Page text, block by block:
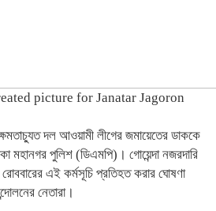
picture for Janatar Jagoron
দল আওয়ামী লীগের জমায়েতের ডাককে
মহানগর পুলিশ (ডিএমপি)। গোয়েন্দা নজরদারি
এই কর্মসূচি প্রতিহত করার ঘোষণা
নেতারা।